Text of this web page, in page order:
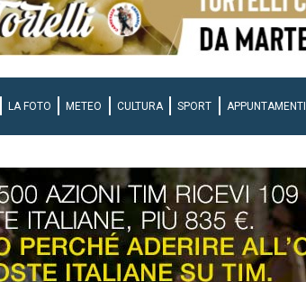
LA FOTO METEO CULTURA SPORT APPUNTAMENTI